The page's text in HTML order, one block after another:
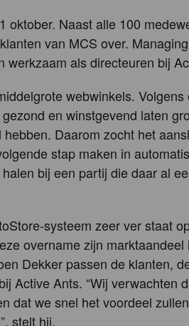
oktober. Naast alle 100
van MCS over.
werkzaam als directeuren bij
webwinkels.
en winstgevend laten
Daarom zocht het
stap maken in
bij een partij die daar al
systeem zeer ver staat
overname zijn marktaandeel
Dekker passen de klanten,
Active Ants. “Wij verwachten
dat we snel het voordeel
stelt hij.